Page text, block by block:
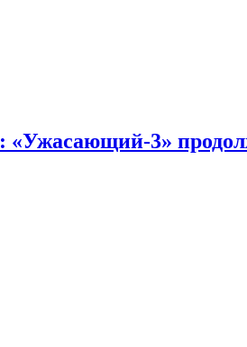
«Ужасающий-3»